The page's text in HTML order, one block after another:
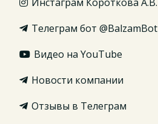
Телеграм бот @BalzamBot
Видео на YouTube
Новости компании
Отзывы в Телеграм